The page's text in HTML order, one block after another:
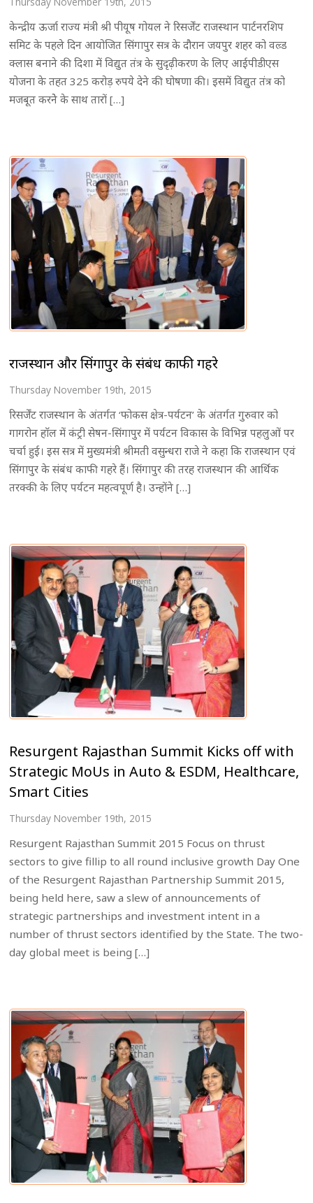
केन्द्रीय ऊर्जा राज्य मंत्री श्री पीयूष गोयल ने रिसर्जेंट राजस्थान पार्टनरशिप
समिट के पहले दिन आयोजित सिंगापुर सत्र के दौरान जयपुर शहर को वल्र्ड
क्लास बनाने की दिशा में विद्युत तंत्र के सुदृढ़ीकरण के लिए आईपीडीएस
योजना के तहत 325 करोड़ रुपये देने की घोषणा की। इसमें विद्युत तंत्र को
मजबूत करनेे के साथ तारों […]
राजस्थान और सिंगापुर के संबंध काफी गहरे
Thursday November 19th, 2015
रिसर्जेंट राजस्थान के अंतर्गत ‘फोकस क्षेत्र-पर्यटन’ के अंतर्गत गुरुवार को
गागरोन हाॅल में कंट्री सेषन-सिंगापुर में पर्यटन विकास के विभिन्न पहलुओं पर
चर्चा हुई। इस सत्र में मुख्यमंत्री श्रीमती वसुन्धरा राजे ने कहा कि राजस्थान एवं
सिंगापुर के संबंध काफी गहरे हैं। सिंगापुर की तरह राजस्थान की आर्थिक
तरक्की के लिए पर्यटन महत्वपूर्ण है। उन्होंने […]
Resurgent Rajasthan Summit Kicks off with
Strategic MoUs in Auto & ESDM, Healthcare,
Smart Cities
Thursday November 19th, 2015
Resurgent Rajasthan Summit 2015 Focus on thrust
sectors to give fillip to all round inclusive growth Day One
of the Resurgent Rajasthan Partnership Summit 2015,
being held here, saw a slew of announcements of
strategic partnerships and investment intent in a
number of thrust sectors identified by the State. The two-
day global meet is being […]